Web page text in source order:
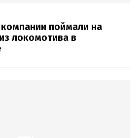
поймали на
локомотива в